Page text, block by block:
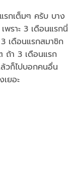
รกเต็มๆ ครับ บาง
พราะ 3 เดือนแรกนี่
เดือนแรกสมาชิก
ถ้า 3 เดือนแรก
วก็ไปบอกคนอื่น
ยอะ